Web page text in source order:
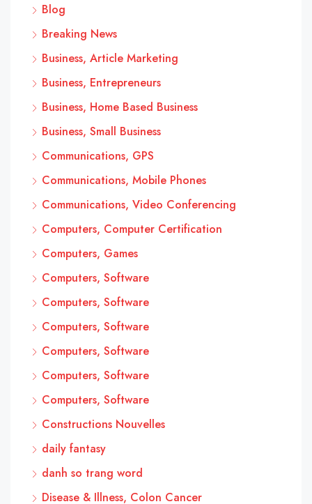
Blog
Breaking News
Business, Article Marketing
Business, Entrepreneurs
Business, Home Based Business
Business, Small Business
Communications, GPS
Communications, Mobile Phones
Communications, Video Conferencing
Computers, Computer Certification
Computers, Games
Computers, Software
Computers, Software
Computers, Software
Computers, Software
Computers, Software
Computers, Software
Constructions Nouvelles
daily fantasy
danh so trang word
Disease & Illness, Colon Cancer